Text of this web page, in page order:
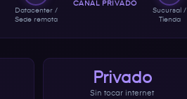
Datacenter /
Sede remota
CANAL PRIVADO
Sucursal /
Tienda
Privado
Sin tocar internet